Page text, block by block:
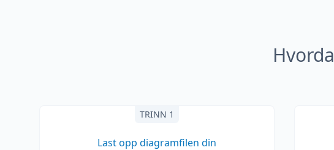
TRINN 1
Last opp diagramfilen din